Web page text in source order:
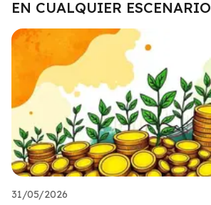
EN CUALQUIER ESCENARIO
31/05/2026